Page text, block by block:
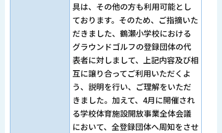
具は、その他の方も利用可能とし
ております。そのため、ご指摘いた
だきました、鶴瀬小学校における
グラウンドゴルフの登録団体の代
表者に対しまして、上記内容及び相
互に譲り合ってご利用いただくよ
う、説明を行い、ご理解をいただ
きました。加えて、4月に開催され
る学校体育施設開放事業全体会議
において、全登録団体へ周知をさせ